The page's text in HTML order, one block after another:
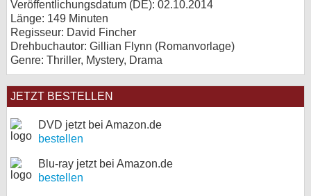
Veröffentlichungsdatum (DE): 02.10.2014
Länge: 149 Minuten
Regisseur: David Fincher
Drehbuchautor: Gillian Flynn (Romanvorlage)
Genre: Thriller, Mystery, Drama
JETZT BESTELLEN
DVD jetzt bei Amazon.de
bestellen
Blu-ray jetzt bei Amazon.de
bestellen